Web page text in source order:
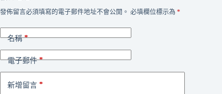
發佈留言必須填寫的電子郵件地址不會公開。 必填欄位標示為 *
名稱*
電子郵件*
新增留言 *